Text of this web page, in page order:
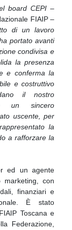
board CEPI –
FIAIP–
di un lavoro
portato avanti
condivisa e
la presenza
e conferma la
e costruttivo
il nostro
un sincero
uscente, per
la
a rafforzare la
ed un agente
marketing, con
finanziari e
È stato
Toscana e
Federazione,